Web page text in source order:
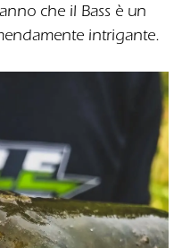
che il Bass è un
intrigante.